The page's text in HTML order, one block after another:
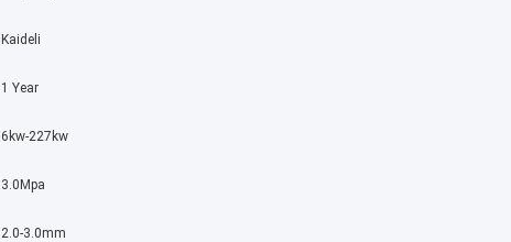
Kaideli
1 Year
6kw-227kw
3.0Mpa
2.0-3.0mm